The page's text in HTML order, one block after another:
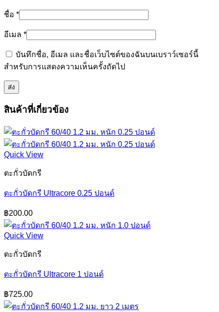
ชื่อ *
อีเมล *
บันทึกชื่อ, อีเมล และชื่อเว็บไซต์ของฉันบนเบราว์เซอร์นี้
สำหรับการแสดงความเห็นครั้งถัดไป
สินค้าที่เกี่ยวข้อง
Quick View
ตะกั่วบัดกรี
ตะกั่วบัดกรี Ultracore 0.25 ปอนด์
฿200.00
Quick View
ตะกั่วบัดกรี
ตะกั่วบัดกรี Ultracore 1 ปอนด์
฿725.00